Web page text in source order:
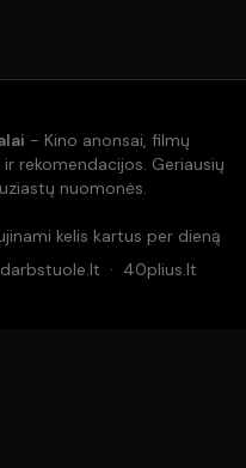
- Kino anonsai, filmų
rekomendacijos. Geriausių
nuomonės.
kelis kartus per dieną
darbstuole.lt · 40plius.lt